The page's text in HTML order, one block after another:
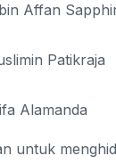
Affan
Patikraja
Alamanda
untuk